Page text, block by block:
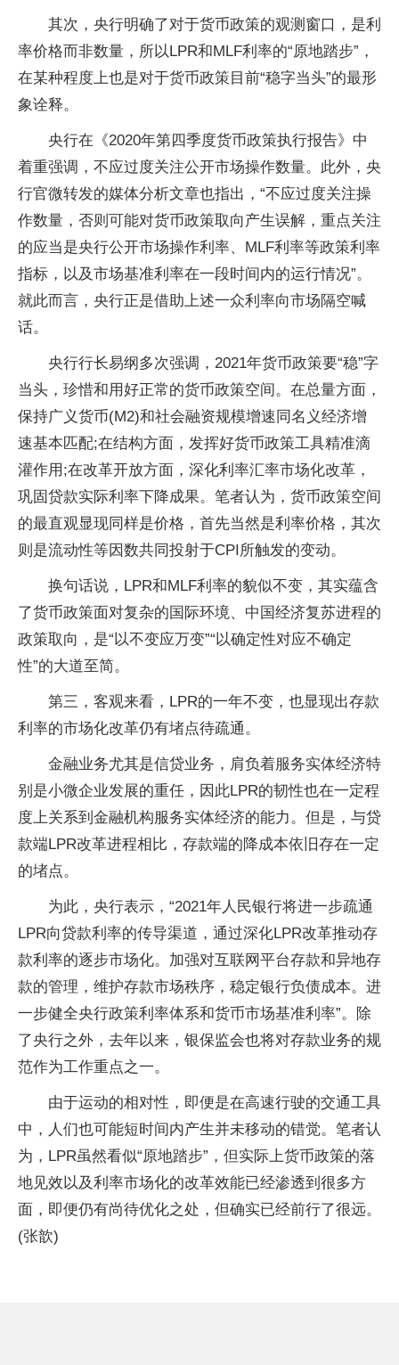
其次，央行明确了对于货币政策的观测窗口，是利
率价格而非数量，所以LPR和MLF利率的“原地踏步”，
在某种程度上也是对于货币政策目前“稳字当头”的最形
象诠释。
央行在《2020年第四季度货币政策执行报告》中
着重强调，不应过度关注公开市场操作数量。此外，央
行官微转发的媒体分析文章也指出，“不应过度关注操
作数量，否则可能对货币政策取向产生误解，重点关注
的应当是央行公开市场操作利率、MLF利率等政策利率
指标，以及市场基准利率在一段时间内的运行情况”。
就此而言，央行正是借助上述一众利率向市场隔空喊
话。
央行行长易纲多次强调，2021年货币政策要“稳”字
当头，珍惜和用好正常的货币政策空间。在总量方面，
保持广义货币(M2)和社会融资规模增速同名义经济增
速基本匹配;在结构方面，发挥好货币政策工具精准滴
灌作用;在改革开放方面，深化利率汇率市场化改革，
巩固贷款实际利率下降成果。笔者认为，货币政策空间
的最直观显现同样是价格，首先当然是利率价格，其次
则是流动性等因数共同投射于CPI所触发的变动。
换句话说，LPR和MLF利率的貌似不变，其实蕴含
了货币政策面对复杂的国际环境、中国经济复苏进程的
政策取向，是“以不变应万变”“以确定性对应不确定
性”的大道至简。
第三，客观来看，LPR的一年不变，也显现出存款
利率的市场化改革仍有堵点待疏通。
金融业务尤其是信贷业务，肩负着服务实体经济特
别是小微企业发展的重任，因此LPR的韧性也在一定程
度上关系到金融机构服务实体经济的能力。但是，与贷
款端LPR改革进程相比，存款端的降成本依旧存在一定
的堵点。
为此，央行表示，“2021年人民银行将进一步疏通
LPR向贷款利率的传导渠道，通过深化LPR改革推动存
款利率的逐步市场化。加强对互联网平台存款和异地存
款的管理，维护存款市场秩序，稳定银行负债成本。进
一步健全央行政策利率体系和货币市场基准利率”。除
了央行之外，去年以来，银保监会也将对存款业务的规
范作为工作重点之一。
由于运动的相对性，即便是在高速行驶的交通工具
中，人们也可能短时间内产生并未移动的错觉。笔者认
为，LPR虽然看似“原地踏步”，但实际上货币政策的落
地见效以及利率市场化的改革效能已经渗透到很多方
面，即便仍有尚待优化之处，但确实已经前行了很远。
(张歆)